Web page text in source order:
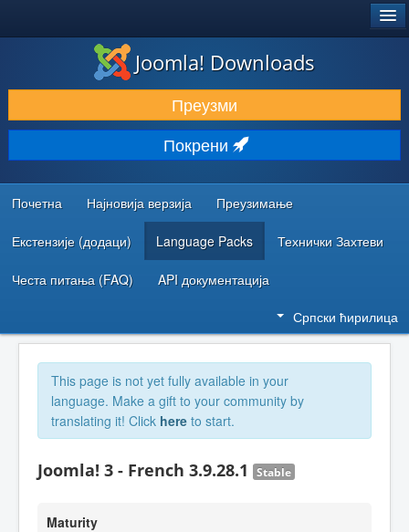
ПРЕУЗИМАЊЕ И ПРОШИРЕЊА (ЕКСТЕНЗИЈЕ)
ОТКРИЈТЕ И НАУЧИТЕ
ЗАЈЕДНИЦА И ПОДРШКА
РЕСУРСИ ЗА РАЗВОЈ
Joomla! Downloads
Преузми
Покрени
Почетна Најновија верзија Преузимање
Екстензије (додаци) Language Packs Технички Захтеви
Честа питања (FAQ) API документација
Српски ћирилица
This page is not yet fully available in your
language. Make a gift to your community by
translating it! Click here to start.
Joomla! 3 - French 3.9.28.1 Stable
Maturity